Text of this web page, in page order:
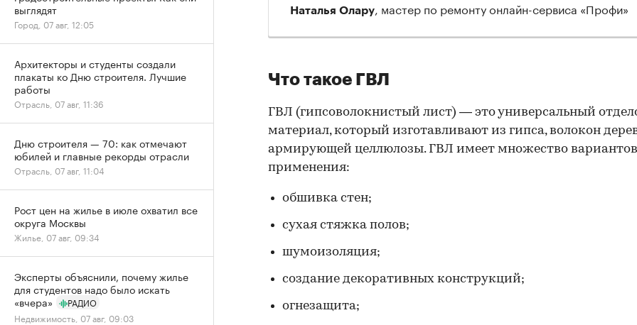
Наталья Олару , мастер по ремонту онлайн-сервиса «Профи»
Что такое ГВЛ
ГВЛ (гипсоволокнистый лист) — это универсальный
материал, который изготавливают из гипса, волокон
армирующей целлюлозы. ГВЛ имеет множество вариантов
применения:
обшивка стен;
сухая стяжка полов;
шумоизоляция;
создание декоративных конструкций;
огнезащита;
выглядят
Город, 07 авг, 12:05
Архитекторы и студенты создали
плакаты ко Дню строителя. Лучшие
работы
Отрасль, 07 авг, 11:36
Дню строителя — 70: как отмечают
юбилей и главные рекорды отрасли
Отрасль, 07 авг, 11:04
Рост цен на жилье в июле охватил все
округа Москвы
Жилье, 07 авг, 09:34
Эксперты объяснили, почему жилье
для студентов надо было искать
«вчера»
РАДИО
Недвижимость, 07 авг, 09:03